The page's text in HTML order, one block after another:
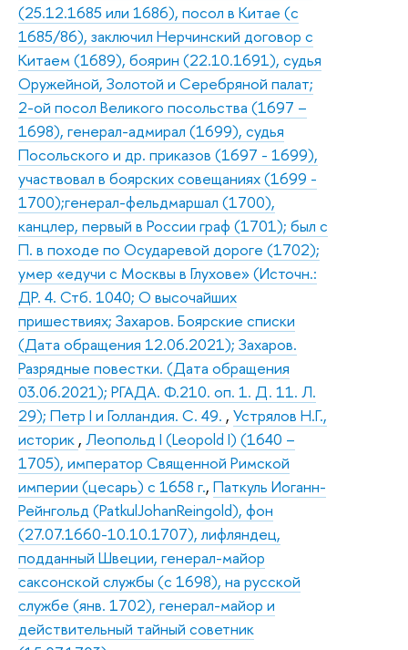
(25.12.1685 или 1686), посол в Китае (с
1685/86), заключил Нерчинский договор с
Китаем (1689), боярин (22.10.1691), судья
Оружейной, Золотой и Серебряной палат;
2-ой посол Великого посольства (1697 –
1698), генерал-адмирал (1699), судья
Посольского и др. приказов (1697 - 1699),
участвовал в боярских совещаниях (1699 -
1700);генерал-фельдмаршал (1700),
канцлер, первый в России граф (1701); был с
П. в походе по Осударевой дороге (1702);
умер «едучи с Москвы в Глухове» (Источн.:
ДР. 4. Стб. 1040; О высочайших
пришествиях; Захаров. Боярские списки
(Дата обращения 12.06.2021); Захаров.
Разрядные повестки. (Дата обращения
03.06.2021); РГАДА. Ф.210. оп. 1. Д. 11. Л.
29); Петр I и Голландия. С. 49. , Устрялов Н.Г.,
историк , Леопольд I (Leopold I) (1640 –
1705), император Священной Римской
империи (цесарь) с 1658 г., Паткуль Иоганн-
Рейнгольд (PatkulJohanReingold), фон
(27.07.1660-10.10.1707), лифляндец,
подданный Швеции, генерал-майор
саксонской службы (с 1698), на русской
службе (янв. 1702), генерал-майор и
действительный тайный советник